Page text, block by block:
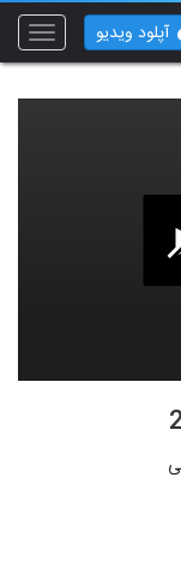
Toggle
آپلود ویدیو